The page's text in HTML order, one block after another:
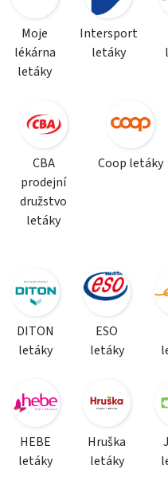
Moje
lékárna
letáky
Intersport
letáky
CBA
prodejní
družstvo
letáky
Coop letáky
DITON
letáky
ESO
letáky
HEBE
letáky
Hruška
letáky